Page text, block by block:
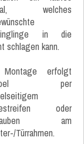
welches
in die
schlagen kann.
erfolgt
per
oder
am
Türrahmen.